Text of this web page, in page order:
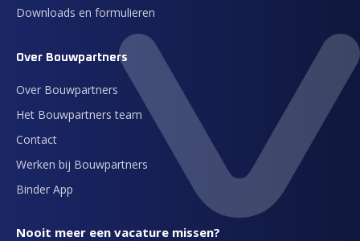
Downloads en formulieren
Over Bouwpartners
Over Bouwpartners
Het Bouwpartners team
Contact
Werken bij Bouwpartners
Binder App
Nooit meer een vacature missen?